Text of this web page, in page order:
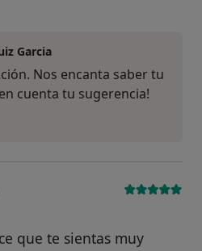
Garcia
Nos encanta saber tu
cuenta tu sugerencia!
que te sientas muy